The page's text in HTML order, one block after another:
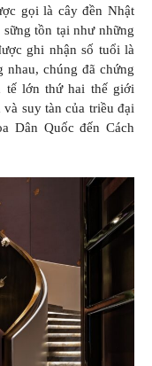
gọi là cây đền Nhật
tồn tại như những
ghi nhận số tuổi là
nhau, chúng đã chứng
tế lớn thứ hai thế giới
suy tàn của triều đại
Dân Quốc đến Cách